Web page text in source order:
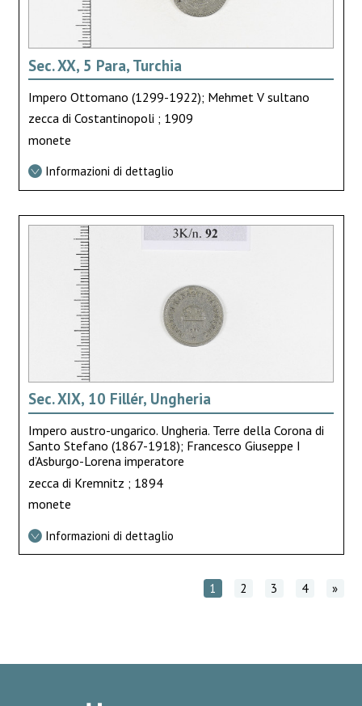
Sec. XX, 5 Para, Turchia
Impero Ottomano (1299-1922); Mehmet V sultano
zecca di Costantinopoli ; 1909
monete
Informazioni di dettaglio
Sec. XIX, 10 Fillér, Ungheria
Impero austro-ungarico. Ungheria. Terre della Corona di
Santo Stefano (1867-1918); Francesco Giuseppe I
d’Asburgo-Lorena imperatore
zecca di Kremnitz ; 1894
monete
Informazioni di dettaglio
1 2 3 4 »